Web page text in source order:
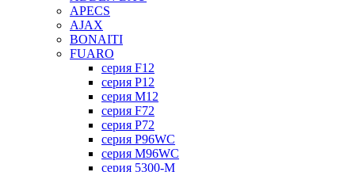
APECS
AJAX
BONAITI
FUARO
серия F12
серия P12
серия M12
серия F72
серия P72
серия P96WC
серия M96WC
серия 5300-M